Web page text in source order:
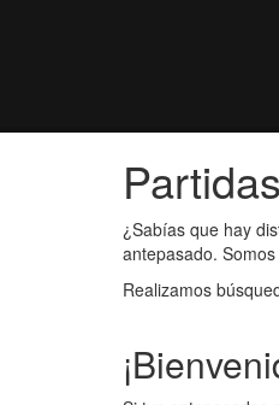
¿Sabías que hay
antepasado.
Realizamos